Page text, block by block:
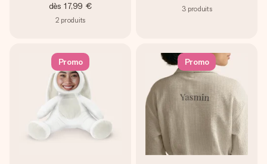
dès 17,99 €
2 produits
3 produits
Promo Promo